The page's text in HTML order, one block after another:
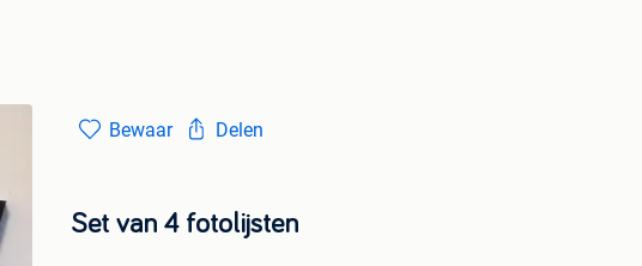
Bewaar Delen
Set van 4 fotolijsten